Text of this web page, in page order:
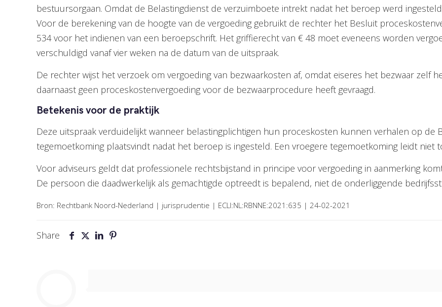
bestuursorgaan. Omdat de Belastingdienst de verzuimboete intrekt nadat het beroep werd
Voor de berekening van de hoogte van de vergoeding gebruikt de rechter het Besluit
534 voor het indienen van een beroepschrift. Het griffierecht van € 48 moet eveneens worden
verschuldigd vanaf vier weken na de datum van de uitspraak.
De rechter wijst het verzoek om vergoeding van bezwaarkosten af, omdat eiseres het bezwaar zelf
daarnaast geen proceskostenvergoeding voor de bezwaarprocedure heeft gevraagd.
Betekenis voor de praktijk
Deze uitspraak verduidelijkt wanneer belastingplichtigen hun proceskosten kunnen verhalen op de
tegemoetkoming plaatsvindt nadat het beroep is ingesteld. Een vroegere tegemoetkoming leidt niet
Voor adviseurs geldt dat professionele rechtsbijstand in principe voor vergoeding in aanmerking
De persoon die daadwerkelijk als gemachtigde optreedt is bepalend, niet de onderliggende
Bron: Rechtbank Noord-Nederland | jurisprudentie | ECLI:NL:RBNNE:2021:635 | 24-02-2021
Share